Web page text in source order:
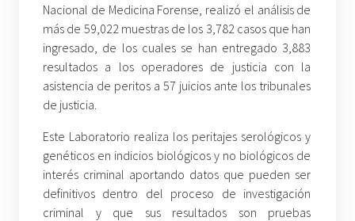
Nacional de Medicina Forense, realizó el análisis de
más de 59,022 muestras de los 3,782 casos que han
ingresado, de los cuales se han entregado 3,883
resultados a los operadores de justicia con la
asistencia de peritos a 57 juicios ante los tribunales
de justicia.
Este Laboratorio realiza los peritajes serológicos y
genéticos en indicios biológicos y no biológicos de
interés criminal aportando datos que pueden ser
definitivos dentro del proceso de investigación
criminal y que sus resultados son pruebas